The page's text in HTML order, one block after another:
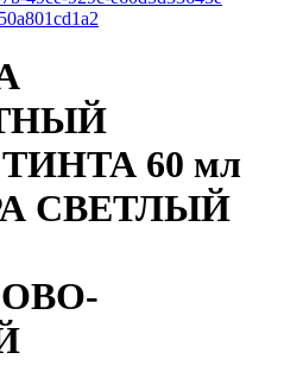
60 мл
СВЕТЛЫЙ